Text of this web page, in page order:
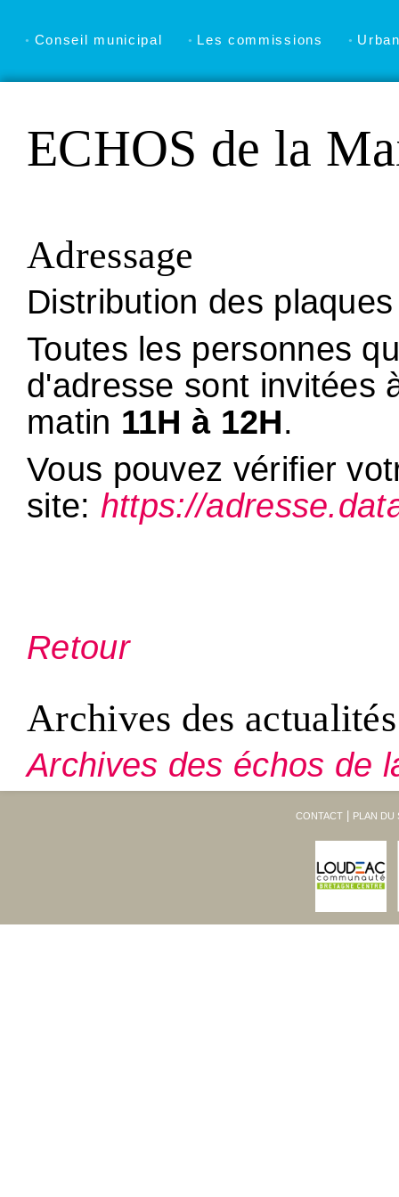
Conseil municipal Les commissions
ECHOS de la
Adressage
Distribution des
Toutes les personnes
d'adresse sont invitées
matin 11H à 12H.
Vous pouvez vérifier
site: https://
Retour
Archives des actualités
Archives des échos de
CONTACT PLAN DU